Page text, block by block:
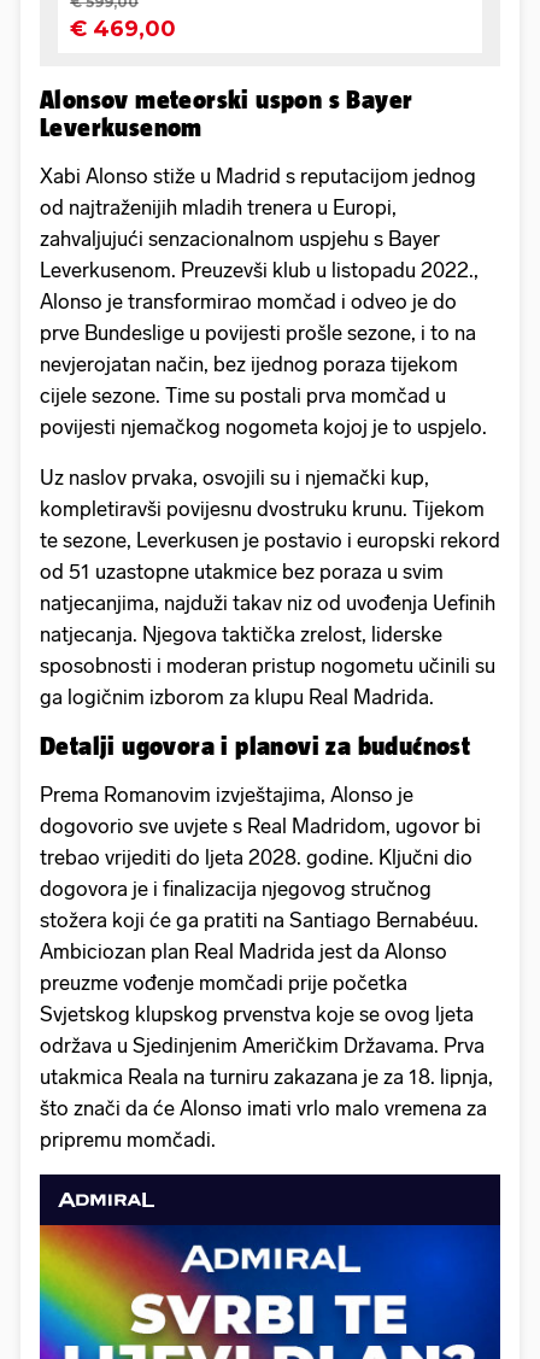
Alonsov meteorski uspon s Bayer
Leverkusenom
Xabi Alonso stiže u Madrid s reputacijom jednog
od najtraženijih mladih trenera u Europi,
zahvaljujući senzacionalnom uspjehu s Bayer
Leverkusenom. Preuzevši klub u listopadu 2022.,
Alonso je transformirao momčad i odveo je do
prve Bundeslige u povijesti prošle sezone, i to na
nevjerojatan način, bez ijednog poraza tijekom
cijele sezone. Time su postali prva momčad u
povijesti njemačkog nogometa kojoj je to uspjelo.
Uz naslov prvaka, osvojili su i njemački kup,
kompletiravši povijesnu dvostruku krunu. Tijekom
te sezone, Leverkusen je postavio i europski rekord
od 51 uzastopne utakmice bez poraza u svim
natjecanjima, najduži takav niz od uvođenja Uefinih
natjecanja. Njegova taktička zrelost, liderske
sposobnosti i moderan pristup nogometu učinili su
ga logičnim izborom za klupu Real Madrida.
Detalji ugovora i planovi za budućnost
Prema Romanovim izvještajima, Alonso je
dogovorio sve uvjete s Real Madridom, ugovor bi
trebao vrijediti do ljeta 2028. godine. Ključni dio
dogovora je i finalizacija njegovog stručnog
stožera koji će ga pratiti na Santiago Bernabéuu.
Ambiciozan plan Real Madrida jest da Alonso
preuzme vođenje momčadi prije početka
Svjetskog klupskog prvenstva koje se ovog ljeta
održava u Sjedinjenim Američkim Državama. Prva
utakmica Reala na turniru zakazana je za 18. lipnja,
što znači da će Alonso imati vrlo malo vremena za
pripremu momčadi.